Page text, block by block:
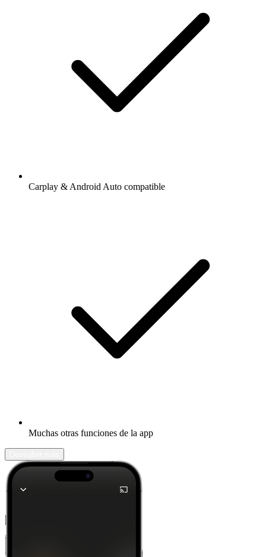
Carplay & Android Auto compatible
Muchas otras funciones de la app